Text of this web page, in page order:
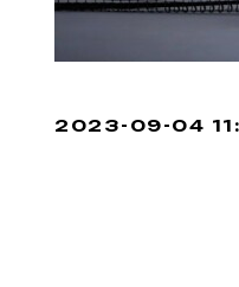
2023-09-04